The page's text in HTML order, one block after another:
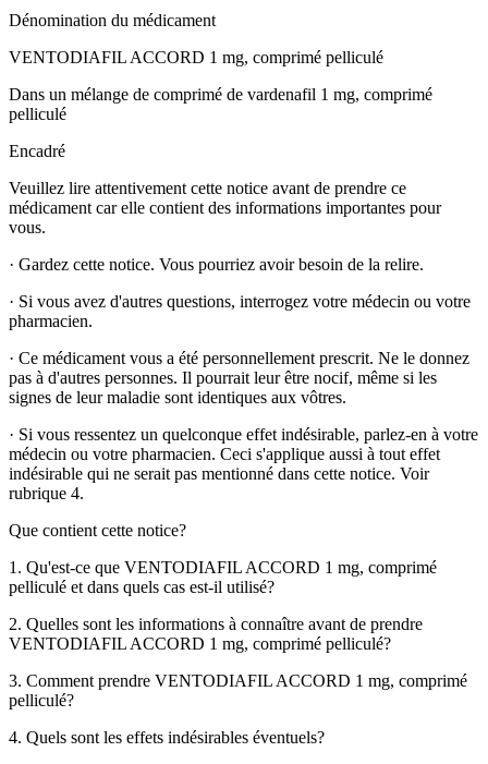
Dénomination du médicament
VENTODIAFIL ACCORD 1 mg, comprimé pelliculé
Dans un mélange de comprimé de vardenafil 1 mg, comprimé
pelliculé
Encadré
Veuillez lire attentivement cette notice avant de prendre ce
médicament car elle contient des informations importantes pour
vous.
· Gardez cette notice. Vous pourriez avoir besoin de la relire.
· Si vous avez d'autres questions, interrogez votre médecin ou votre
pharmacien.
· Ce médicament vous a été personnellement prescrit. Ne le donnez
pas à d'autres personnes. Il pourrait leur être nocif, même si les
signes de leur maladie sont identiques aux vôtres.
· Si vous ressentez un quelconque effet indésirable, parlez-en à votre
médecin ou votre pharmacien. Ceci s'applique aussi à tout effet
indésirable qui ne serait pas mentionné dans cette notice. Voir
rubrique 4.
Que contient cette notice?
1. Qu'est-ce que VENTODIAFIL ACCORD 1 mg, comprimé
pelliculé et dans quels cas est-il utilisé?
2. Quelles sont les informations à connaître avant de prendre
VENTODIAFIL ACCORD 1 mg, comprimé pelliculé?
3. Comment prendre VENTODIAFIL ACCORD 1 mg, comprimé
pelliculé?
4. Quels sont les effets indésirables éventuels?